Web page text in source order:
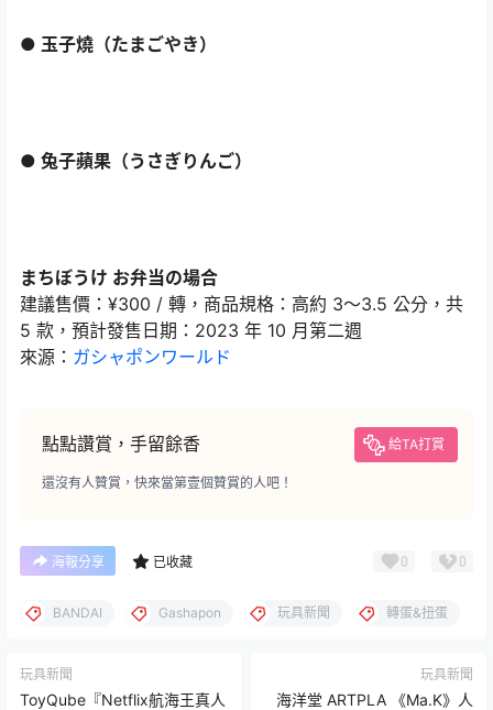
● 玉子燒（たまごやき）
● 兔子蘋果（うさぎりんご）
まちぼうけ お弁当の場合
建議售價：¥300 / 轉，商品規格：高約 3～3.5 公分，共
5 款，預計發售日期：2023 年 10 月第二週
來源： ガシャポンワールド
點點讚賞，手留餘香 給TA打賞
還沒有人贊賞，快來當第壹個贊賞的人吧！
海報分享 已收藏 0 0
BANDAI Gashapon 玩具新聞 轉蛋&扭蛋
玩具新聞
ToyQube『Netflix航海王真人
玩具新聞
海洋堂 ARTPLA 《Ma.K》人